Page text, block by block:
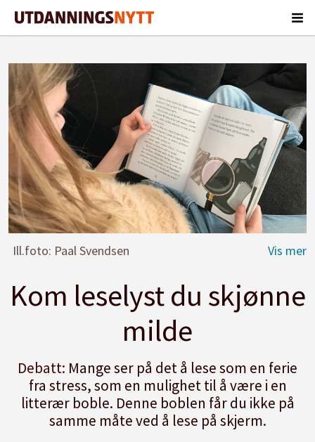
Ill.foto: Paal Svendsen
Kom leselyst du skjønne
milde
Debatt: Mange ser på det å lese som en ferie
fra stress, som en mulighet til å være i en
litterær boble. Denne boblen får du ikke på
samme måte ved å lese på skjerm.